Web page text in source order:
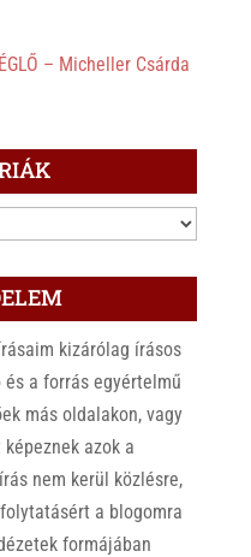
– Micheller Csárda
kizárólag írásos
és a forrás egyértelmű
más oldalakon, vagy
azok a
nem kerül közlésre,
a blogomra
formájában